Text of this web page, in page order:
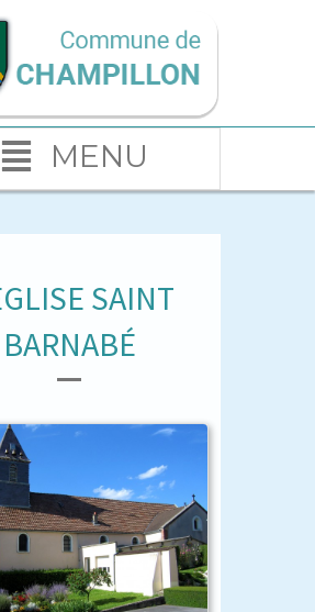
MENU
SAINT
BARNABÉ